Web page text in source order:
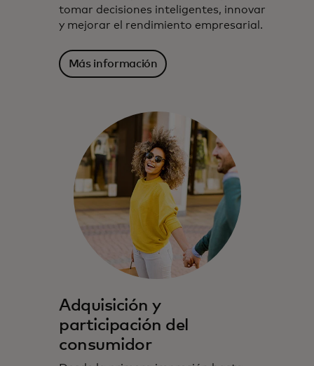
tomar decisiones inteligentes, innovar
y mejorar el rendimiento empresarial.
Más información
Adquisición y
participación del
consumidor